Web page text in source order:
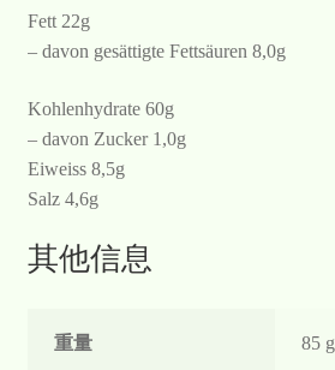
Fett 22g
– davon gesättigte Fettsäuren 8,0g
Kohlenhydrate 60g
– davon Zucker 1,0g
Eiweiss 8,5g
Salz 4,6g
其他信息
重量 85 g